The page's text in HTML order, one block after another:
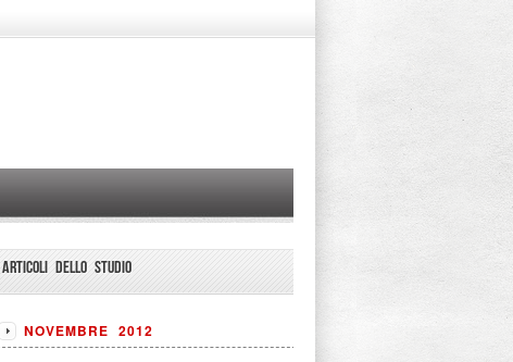
ARTICOLI DELLO STUDIO
NOVEMBRE 2012